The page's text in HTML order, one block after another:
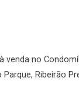
venda no
Ribeirão